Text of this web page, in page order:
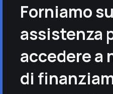
Forniamo
assistenza
accedere a
di